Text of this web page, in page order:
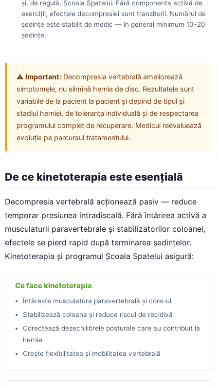
și, de regulă, Școala Spatelui. Fără componenta activă de
exerciții, efectele decompresiei sunt tranzitorii. Numărul de
ședințe este stabilit de medic — în general minimum 10–20
ședințe.
⚠ Important: Decompresia vertebrală ameliorează
simptomele, nu elimină hernia de disc. Rezultatele sunt
variabile de la pacient la pacient și depind de tipul și
stadiul herniei, de toleranța individuală și de respectarea
programului complet de recuperare. Medicul reevaluează
evoluția pe parcursul tratamentului.
De ce kinetoterapia este esențială
Decompresia vertebrală acționează pasiv — reduce
temporar presiunea intradiscală. Fără întărirea activă a
musculaturii paravertebrale și stabilizatorilor coloanei,
efectele se pierd rapid după terminarea ședințelor.
Kinetoterapia și programul Școala Spatelui asigură:
Ce face kinetoterapia
Întărește musculatura paravertebrală și core-ul
Stabilizează coloana și reduce riscul de recidivă
Corectează dezechilibrele posturale care au contribuit la
hernie
Crește flexibilitatea și mobilitatea vertebrală